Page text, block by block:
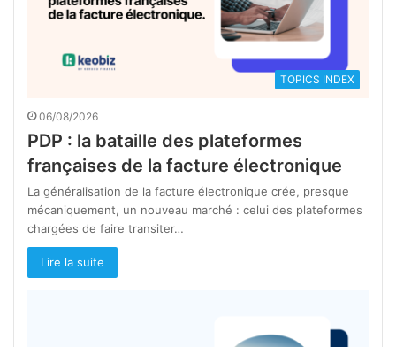
TOPICS INDEX
06/08/2026
PDP : la bataille des plateformes
françaises de la facture électronique
La généralisation de la facture électronique crée, presque
mécaniquement, un nouveau marché : celui des plateformes
chargées de faire transiter…
Lire la suite